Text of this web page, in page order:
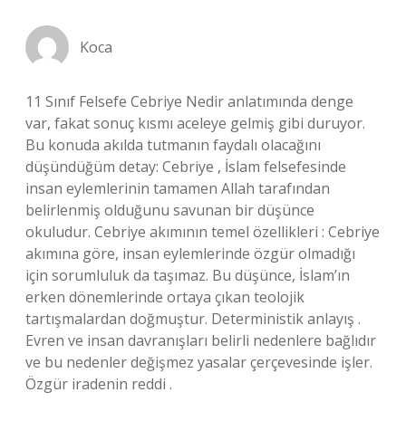
Koca
11 Sınıf Felsefe Cebriye Nedir anlatımında denge
var, fakat sonuç kısmı aceleye gelmiş gibi duruyor.
Bu konuda akılda tutmanın faydalı olacağını
düşündüğüm detay: Cebriye , İslam felsefesinde
insan eylemlerinin tamamen Allah tarafından
belirlenmiş olduğunu savunan bir düşünce
okuludur. Cebriye akımının temel özellikleri : Cebriye
akımına göre, insan eylemlerinde özgür olmadığı
için sorumluluk da taşımaz. Bu düşünce, İslam’ın
erken dönemlerinde ortaya çıkan teolojik
tartışmalardan doğmuştur. Deterministik anlayış .
Evren ve insan davranışları belirli nedenlere bağlıdır
ve bu nedenler değişmez yasalar çerçevesinde işler.
Özgür iradenin reddi .